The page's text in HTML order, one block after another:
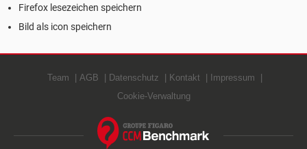
Firefox lesezeichen speichern
Bild als icon speichern
Team AGB Datenschutz Kontakt
Impressum
Cookie-Verwaltung